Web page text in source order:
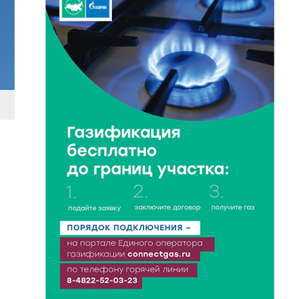
Сотрудники УФСИН по Тверской области
поддержали Всероссийскую акцию ко Дню
физкультурника
7 Авг 2026 22:02 260
Новые правила РЖД: пассажиров начнут
информировать об изменениях маршрута в
7 Авг 2026 21:02 363
Социальный фонд РФ представил актуальные
данные о численности пенсионеров
7 Авг 2026 20:02
Как питаться, чтобы мозг работал лучше:
рекомендации фитнес ‑ специалиста Александра
Семина